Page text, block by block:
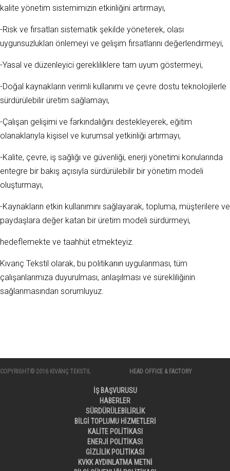
kalite yönetim sistemimizin etkinliğini artırmayı,
-Risk ve fırsatları sistematik şekilde yöneterek, olası
uygunsuzlukları önlemeyi ve gelişim fırsatlarını değerlendirmeyi,
-Yasal ve düzenleyici gerekliliklere tam uyum göstermeyi,
-Doğal kaynakların verimli kullanımı ve çevre dostu teknolojilerle
sürdürülebilir üretim sağlamayı,
-Çalışan gelişimi ve farkındalığını destekleyerek, eğitim
olanaklarıyla kişisel ve kurumsal yetkinliği artırmayı,
-Kalite, çevre, iş sağlığı ve güvenliği, enerji yönetimi konularında
entegre bir bakış açısıyla sürdürülebilir bir yönetim modeli
oluşturmayı,
-Kaynakların etkin kullanımını sağlayarak, topluma, müşterilere ve
paydaşlara değer katan bir üretim modeli sürdürmeyi,
hedeflemekte ve taahhüt etmekteyiz.
Kıvanç Tekstil olarak, bu politikanın uygulanması, tüm
çalışanlarımıza duyurulması, anlaşılması ve sürekliliğinin
sağlanmasından sorumluyuz.
COPYRIGHT© 2016 KIVANÇ TEKSTIL
İŞ BAŞVURUSU
HABERLER
SÜRDÜRÜLEBİLİRLİK
BİLGİ TOPLUMU HİZMETLERİ
KALİTE POLİTİKASI
ENERJİ POLİTİKASI
GİZLİLİK POLİTİKASI
KVKK AYDINLATMA METNİ
HEAD OFFICE & FACTORY